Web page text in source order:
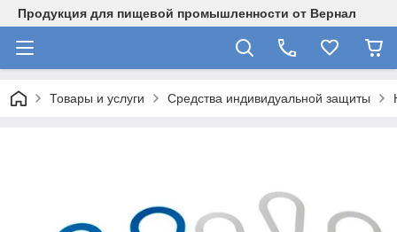
Продукция для пищевой промышленности от Вернал
Товары и услуги Средства индивидуальной защиты